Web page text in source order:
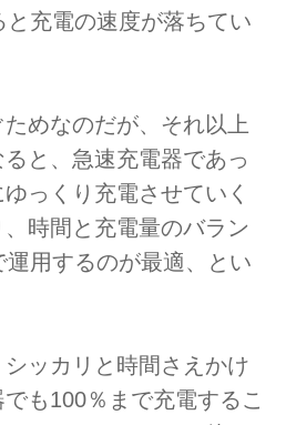
充電の速度が落ちてい
めなのだが、それ以上
と、急速充電器であっ
っくり充電させていく
時間と充電量のバラン
運用するのが最適、とい
ッカリと時間さえかけ
も100％まで充電するこ